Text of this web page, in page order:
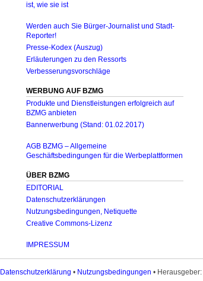
ist, wie sie ist
Werden auch Sie Bürger-Journalist und Stadt-
Reporter!
Presse-Kodex (Auszug)
Erläuterungen zu den Ressorts
Verbesserungsvorschläge
WERBUNG AUF BZMG
Produkte und Dienstleistungen erfolgreich auf
BZMG anbieten
Bannerwerbung (Stand: 01.02.2017)
AGB BZMG – Allgemeine
Geschäftsbedingungen für die Werbeplattformen
ÜBER BZMG
EDITORIAL
Datenschutzerklärungen
Nutzungsbedingungen, Netiquette
Creative Commons-Lizenz
IMPRESSUM
Datenschutzerklärung • Nutzungsbedingungen • Herausgeber: